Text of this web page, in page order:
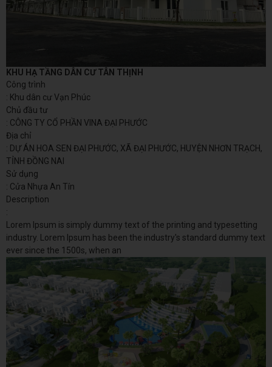
KHU HẠ TẦNG DÂN CƯ TÂN THỊNH
Công trình
: Khu dân cư Vạn Phúc
Chủ đầu tư
: CÔNG TY CỔ PHẦN VINA ĐẠI PHƯỚC
Địa chỉ
: DỰ ÁN HOA SEN ĐẠI PHƯỚC, XÃ ĐẠI PHƯỚC, HUYỆN NHƠN TRẠCH,
TỈNH ĐỒNG NAI
Sử dụng
: Cửa Nhựa An Tín
Description
:
Lorem Ipsum is simply dummy text of the printing and typesetting
industry. Lorem Ipsum has been the industry's standard dummy text
ever since the 1500s, when an